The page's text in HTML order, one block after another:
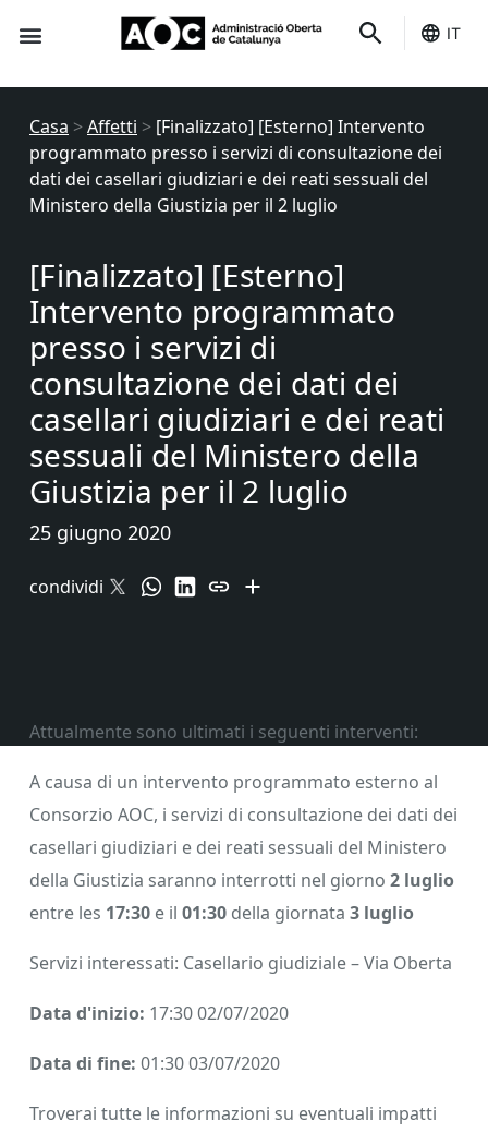
IT
Casa >Affetti > [Finalizzato] [Esterno] Intervento
programmato presso i servizi di consultazione dei
dati dei casellari giudiziari e dei reati sessuali del
Ministero della Giustizia per il 2 luglio
[Finalizzato] [Esterno]
Intervento programmato
presso i servizi di
consultazione dei dati dei
casellari giudiziari e dei reati
sessuali del Ministero della
Giustizia per il 2 luglio
25 giugno 2020
condividi
Attualmente sono ultimati i seguenti interventi:
A causa di un intervento programmato esterno al
Consorzio AOC, i servizi di consultazione dei dati dei
casellari giudiziari e dei reati sessuali del Ministero
della Giustizia saranno interrotti nel giorno 2 luglio
entre les 17:30 e il 01:30 della giornata 3 luglio
Servizi interessati: Casellario giudiziale – Via Oberta
Data d'inizio: 17:30 02/07/2020
Data di fine: 01:30 03/07/2020
Troverai tutte le informazioni su eventuali impatti